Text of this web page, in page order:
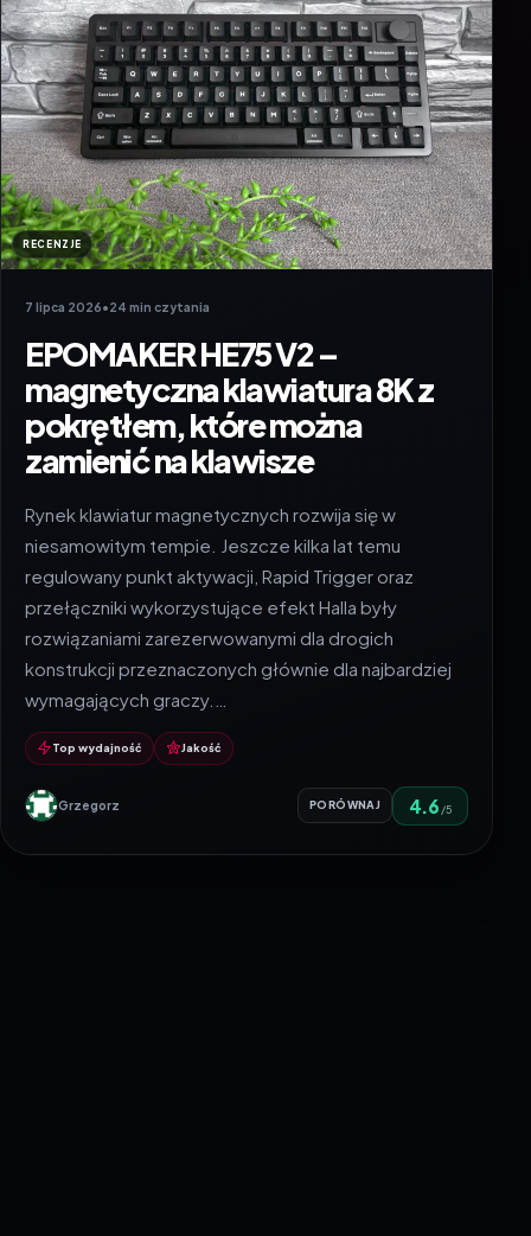
RECENZJE
7 lipca 2026•24 min czytania
EPOMAKER HE75 V2 –
magnetyczna klawiatura 8K z
pokrętłem, które można
zamienić na klawisze
Rynek klawiatur magnetycznych rozwija się w
niesamowitym tempie. Jeszcze kilka lat temu
regulowany punkt aktywacji, Rapid Trigger oraz
przełączniki wykorzystujące efekt Halla były
rozwiązaniami zarezerwowanymi dla drogich
konstrukcji przeznaczonych głównie dla najbardziej
wymagających graczy.…
Top wydajność Jakość
Grzegorz PORÓWNAJ 4.6 /5